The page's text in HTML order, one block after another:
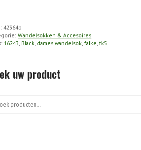
42364p
Wandelsokken & Accesoires
16243, Black, dames wandelsok,falke,tk5
uw product